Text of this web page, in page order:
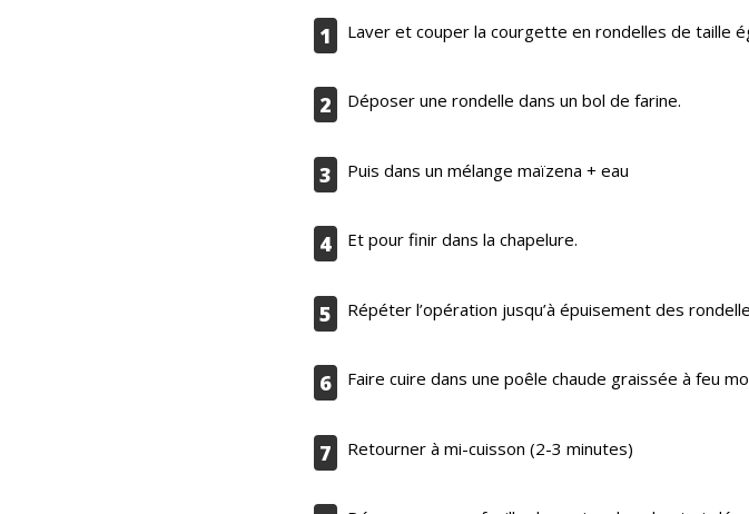
1 Laver et couper la courgette en rondelles de taille
2 Déposer une rondelle dans un bol de farine.
3 Puis dans un mélange maïzena + eau
4 Et pour finir dans la chapelure.
5 Répéter l’opération jusqu’à épuisement des
6 Faire cuire dans une poêle chaude graissée à feu
7 Retourner à mi-cuisson (2-3 minutes)